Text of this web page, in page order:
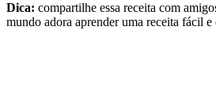
Dica: compartilhe essa receita com
mundo adora aprender uma receita fácil e